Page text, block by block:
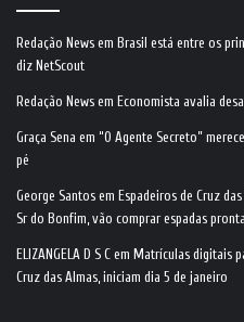
Redação News em Brasil está entre os
diz NetScout
Redação News em Economista avalia
Graça Sena em “O Agente Secreto”
pé
George Santos em Espadeiros de Cruz
Sr do Bonfim, vão comprar espadas
ELIZANGELA D S C em Matrículas digitais
Cruz das Almas, iniciam dia 5 de janeiro